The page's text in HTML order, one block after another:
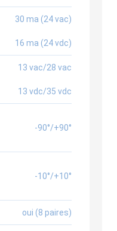
30 ma (24 vac)
16 ma (24 vdc)
13 vac/28 vac
13 vdc/35 vdc
-90°/+90°
-10°/+10°
oui (8 paires)